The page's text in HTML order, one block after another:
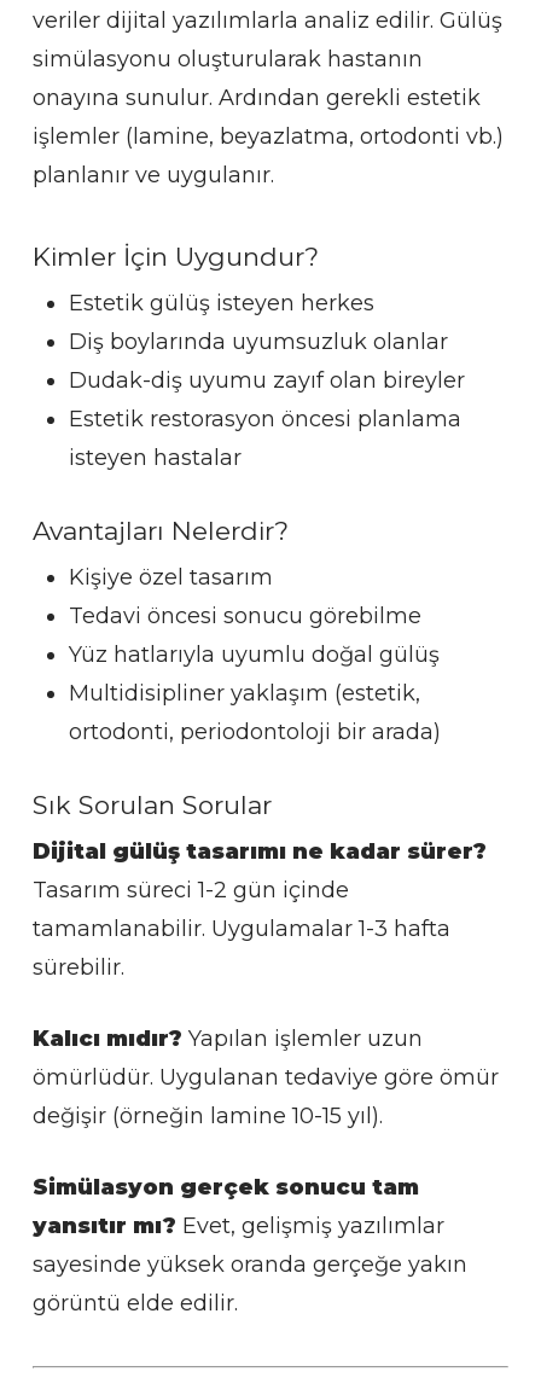
veriler dijital yazılımlarla analiz edilir. Gülüş
simülasyonu oluşturularak hastanın
onayına sunulur. Ardından gerekli estetik
işlemler (lamine, beyazlatma, ortodonti vb.)
planlanır ve uygulanır.
Kimler İçin Uygundur?
Estetik gülüş isteyen herkes
Diş boylarında uyumsuzluk olanlar
Dudak-diş uyumu zayıf olan bireyler
Estetik restorasyon öncesi planlama
isteyen hastalar
Avantajları Nelerdir?
Kişiye özel tasarım
Tedavi öncesi sonucu görebilme
Yüz hatlarıyla uyumlu doğal gülüş
Multidisipliner yaklaşım (estetik,
ortodonti, periodontoloji bir arada)
Sık Sorulan Sorular
Dijital gülüş tasarımı ne kadar sürer?
Tasarım süreci 1-2 gün içinde
tamamlanabilir. Uygulamalar 1-3 hafta
sürebilir.
Kalıcı mıdır? Yapılan işlemler uzun
ömürlüdür. Uygulanan tedaviye göre ömür
değişir (örneğin lamine 10-15 yıl).
Simülasyon gerçek sonucu tam
yansıtır mı? Evet, gelişmiş yazılımlar
sayesinde yüksek oranda gerçeğe yakın
görüntü elde edilir.